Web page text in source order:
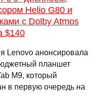
Helio G80 и
с Dolby Atmos
$140
Lenovo анонсировала
планшет
M9, который
в первую очередь на